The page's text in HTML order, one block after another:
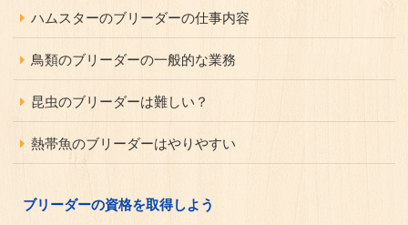
ハムスターのブリーダーの仕事内容
鳥類のブリーダーの一般的な業務
昆虫のブリーダーは難しい？
熱帯魚のブリーダーはやりやすい
ブリーダーの資格を取得しよう